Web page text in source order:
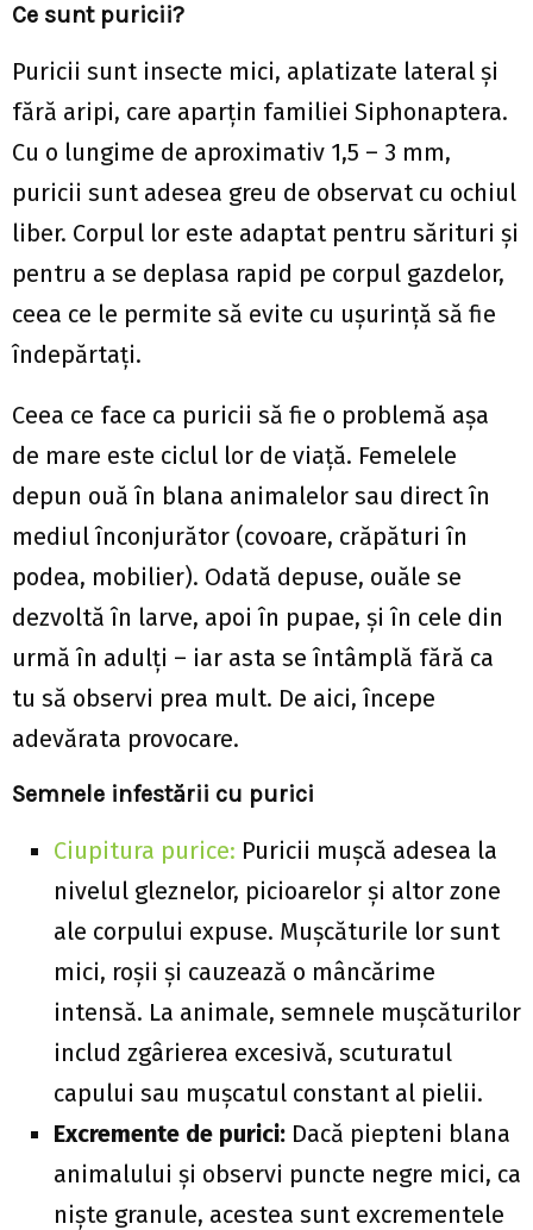
Ce sunt puricii?
Puricii sunt insecte mici, aplatizate lateral și
fără aripi, care aparțin familiei Siphonaptera.
Cu o lungime de aproximativ 1,5 – 3 mm,
puricii sunt adesea greu de observat cu ochiul
liber. Corpul lor este adaptat pentru sărituri și
pentru a se deplasa rapid pe corpul gazdelor,
ceea ce le permite să evite cu ușurință să fie
îndepărtați.
Ceea ce face ca puricii să fie o problemă așa
de mare este ciclul lor de viață. Femelele
depun ouă în blana animalelor sau direct în
mediul înconjurător (covoare, crăpături în
podea, mobilier). Odată depuse, ouăle se
dezvoltă în larve, apoi în pupae, și în cele din
urmă în adulți – iar asta se întâmplă fără ca
tu să observi prea mult. De aici, începe
adevărata provocare.
Semnele infestării cu purici
Ciupitura purice: Puricii mușcă adesea la
nivelul gleznelor, picioarelor și altor zone
ale corpului expuse. Mușcăturile lor sunt
mici, roșii și cauzează o mâncărime
intensă. La animale, semnele mușcăturilor
includ zgârierea excesivă, scuturatul
capului sau mușcatul constant al pielii.
Excremente de purici: Dacă piepteni blana
animalului și observi puncte negre mici, ca
niște granule, acestea sunt excrementele